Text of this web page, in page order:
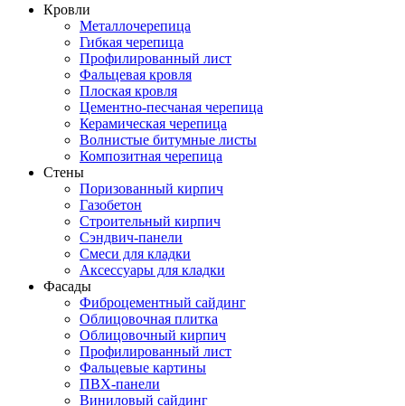
Кровли
Металлочерепица
Гибкая черепица
Профилированный лист
Фальцевая кровля
Плоская кровля
Цементно-песчаная черепица
Керамическая черепица
Волнистые битумные листы
Композитная черепица
Стены
Поризованный кирпич
Газобетон
Строительный кирпич
Сэндвич-панели
Смеси для кладки
Аксессуары для кладки
Фасады
Фиброцементный сайдинг
Облицовочная плитка
Облицовочный кирпич
Профилированный лист
Фальцевые картины
ПВХ-панели
Виниловый сайдинг